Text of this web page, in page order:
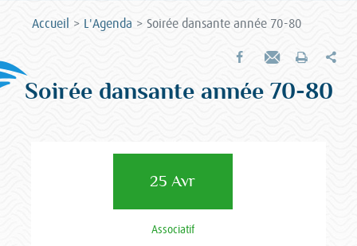
Accueil L'Agenda Soirée dansante année 70-80
Partager sur Facebook
Envoyer par e-mail
Imprimer
Soirée dansante année 70-80
25 Avr
Associatif